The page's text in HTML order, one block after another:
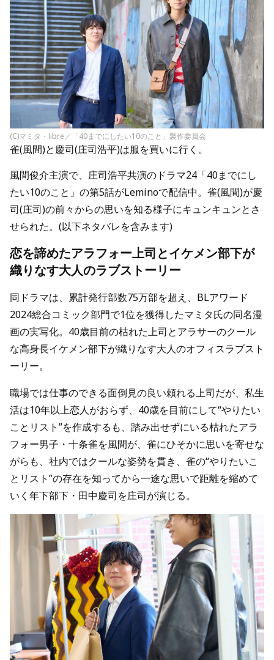
(C)マミタ・libre／「40までにしたい10のこと」製作委員会
雀(風間)と慶司(庄司浩平)は服を買いに行く。
風間俊介主演で、庄司浩平共演のドラマ24「40までにし
たい10のこと」の第5話がLeminoで配信中。雀(風間)が慶
司(庄司)の前々からの思いを知る様子にキュンキュンとさ
せられた。(以下ネタバレを含みます)
恋を諦めたアラフォー上司とイケメン部下が
織りなす大人のラブストーリー
同ドラマは、累計発行部数75万部を超え、BLアワード
2024総合コミック部門で1位を獲得したマミタ氏の同名漫
画の実写化。40歳目前の枯れた上司とアラサーのクール
な高身長イケメン部下が織りなす大人のオフィスラブスト
ーリー。
職場では仕事のできる面倒見の良い頼れる上司だが、私生
活は10年以上恋人がおらず、40歳を目前にして“やりたい
ことリスト”を作成するも、踏み出せずにいる枯れたアラ
フォー男子・十条雀を風間が、雀にひそかに思いを寄せな
がらも、社内ではクールな姿勢を貫き、雀の“やりたいこ
とリスト”の存在を知ってから一途な思いで距離を縮めて
いく年下部下・田中慶司を庄司が演じる。